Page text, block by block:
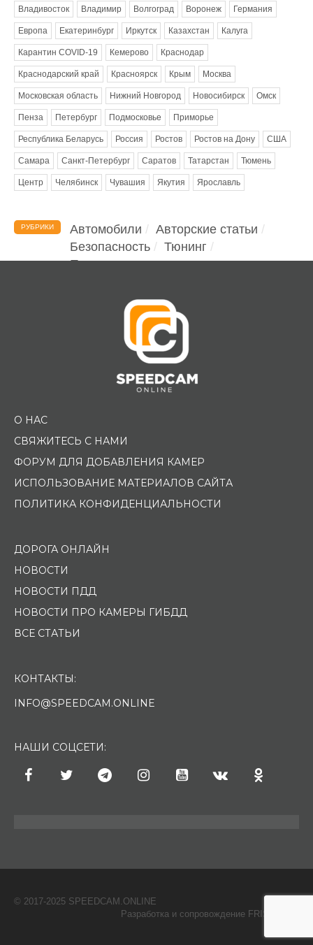
Владивосток Владимир Волгоград Воронеж Германия
Европа Екатеринбург Иркутск Казахстан Калуга
Карантин COVID-19 Кемерово Краснодар
Краснодарский край Красноярск Крым Москва
Московская область Нижний Новгород Новосибирск Омск
Пенза Петербург Подмосковье Приморье
Республика Беларусь Россия Ростов Ростов на Дону США
Самара Санкт-Петербург Саратов Татарстан Тюмень
Центр Челябинск Чувашия Якутия Ярославль
РУБРИКИ Автомобили
Авторские статьи
Безопасность
Тюнинг
Помощь водителю
О НАС
СВЯЖИТЕСЬ С НАМИ
ФОРУМ ДЛЯ ДОБАВЛЕНИЯ КАМЕР
ИСПОЛЬЗОВАНИЕ МАТЕРИАЛОВ САЙТА
ПОЛИТИКА КОНФИДЕНЦИАЛЬНОСТИ
ДОРОГА ОНЛАЙН
НОВОСТИ
НОВОСТИ ПДД
НОВОСТИ ПРО КАМЕРЫ ГИБДД
ВСЕ СТАТЬИ
КОНТАКТЫ:
INFO@SPEEDCAM.ONLINE
НАШИ СОЦСЕТИ:
© 2017-2025 SPEEDCAM.ONLINE
Разработка и сопровождение FRISH & С